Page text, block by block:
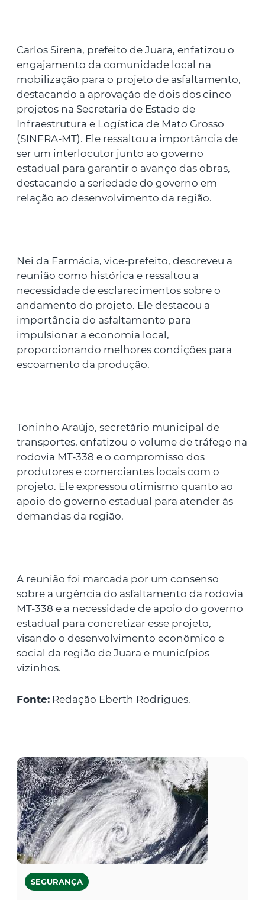
Carlos Sirena, prefeito de Juara, enfatizou o
engajamento da comunidade local na
mobilização para o projeto de asfaltamento,
destacando a aprovação de dois dos cinco
projetos na Secretaria de Estado de
Infraestrutura e Logística de Mato Grosso
(SINFRA-MT). Ele ressaltou a importância de
ser um interlocutor junto ao governo
estadual para garantir o avanço das obras,
destacando a seriedade do governo em
relação ao desenvolvimento da região.
Nei da Farmácia, vice-prefeito, descreveu a
reunião como histórica e ressaltou a
necessidade de esclarecimentos sobre o
andamento do projeto. Ele destacou a
importância do asfaltamento para
impulsionar a economia local,
proporcionando melhores condições para
escoamento da produção.
Toninho Araújo, secretário municipal de
transportes, enfatizou o volume de tráfego na
rodovia MT-338 e o compromisso dos
produtores e comerciantes locais com o
projeto. Ele expressou otimismo quanto ao
apoio do governo estadual para atender às
demandas da região.
A reunião foi marcada por um consenso
sobre a urgência do asfaltamento da rodovia
MT-338 e a necessidade de apoio do governo
estadual para concretizar esse projeto,
visando o desenvolvimento econômico e
social da região de Juara e municípios
vizinhos.
Fonte: Redação Eberth Rodrigues.
SEGURANÇA